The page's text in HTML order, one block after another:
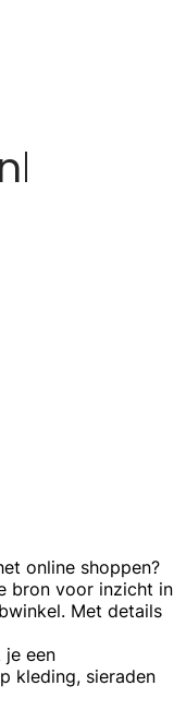
online shoppen?
bron voor inzicht in
Met details
je een
kleding, sieraden